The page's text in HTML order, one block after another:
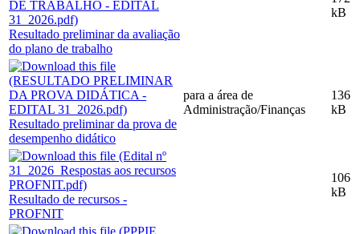
Resultado preliminar da avaliação
do plano de trabalho
kB
Resultado preliminar da prova de
desempenho didático
para a área de
Administração/Finanças
136
kB
Resultado de recursos -
PROFNIT
106
kB